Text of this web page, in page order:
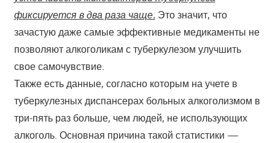
фиксируется в два раза чаще.Это значит, что
зачастую даже самые эффективные медикаменты не
позволяют алкоголикам с туберкулезом улучшить
свое самочувствие.
Также есть данные, согласно которым на учете в
туберкулезных диспансерах больных алкоголизмом в
три-пять раз больше, чем людей, не использующих
алкоголь. Основная причина такой статистики —